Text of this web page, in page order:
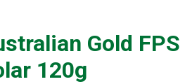
Gold
120g